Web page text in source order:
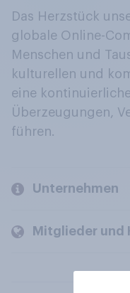
Das Herzstück
globale Online-
Menschen und
kulturellen und
eine
Überzeugungen,
führen.
Unternehmen
Mitglieder und